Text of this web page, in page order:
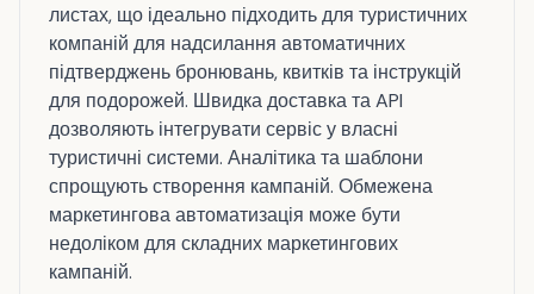
листах, що ідеально підходить для туристичних
компаній для надсилання автоматичних
підтверджень бронювань, квитків та інструкцій
для подорожей. Швидка доставка та API
дозволяють інтегрувати сервіс у власні
туристичні системи. Аналітика та шаблони
спрощують створення кампаній. Обмежена
маркетингова автоматизація може бути
недоліком для складних маркетингових
кампаній.